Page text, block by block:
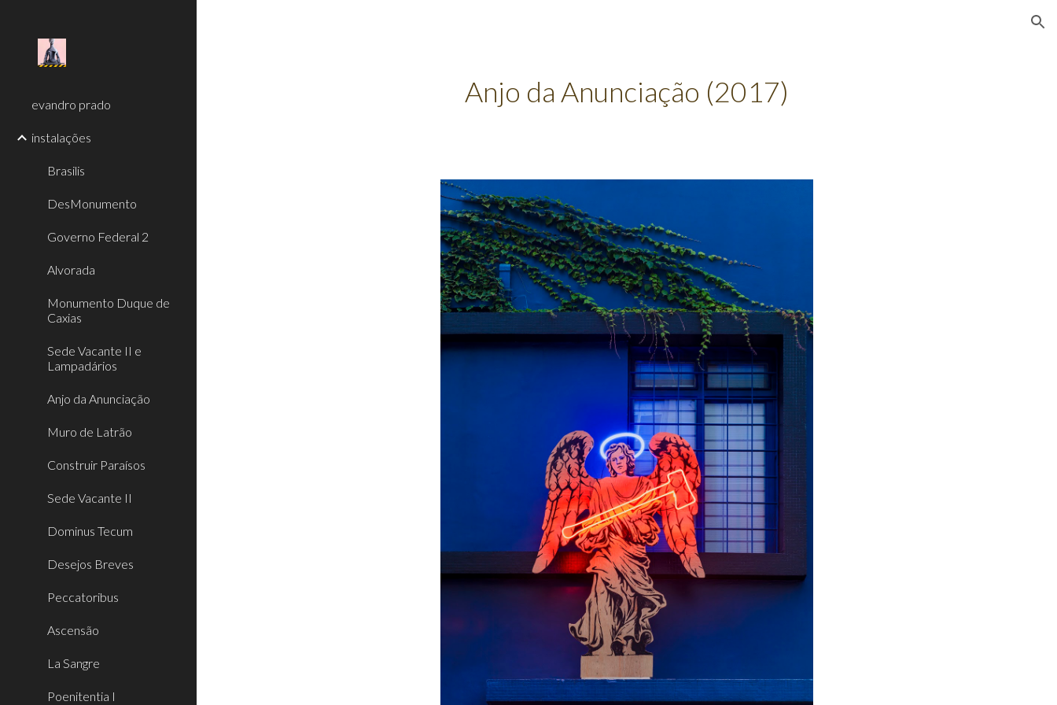
evandro prado
instalações
Brasilis
DesMonumento
Governo Federal 2
Alvorada
Monumento Duque de
Caxias
Sede Vacante II e
Lampadários
Anjo da Anunciação
Muro de Latrão
Construir Paraísos
Sede Vacante II
Dominus Tecum
Desejos Breves
Peccatoribus
Ascensão
La Sangre
Poenitentia I
Anjo da Anunciação (2017)